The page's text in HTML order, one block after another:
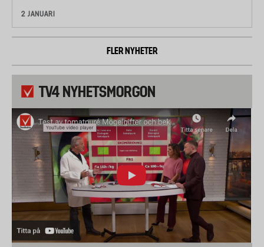
2 JANUARI
FLER NYHETER
TV4 NYHETSMORGON